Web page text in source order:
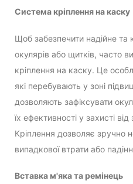
Система кріплення на каску
Щоб забезпечити надійне та
окулярів або щитків, часто
кріплення на каску. Це
які перебувають у зоні
дозволяють зафіксувати
їх ефективності у захисті
Кріплення дозволяє зручно
випадкової втрати або
Вставка м'яка та ремінець